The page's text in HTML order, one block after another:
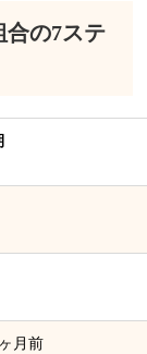
合の7ステ
月前